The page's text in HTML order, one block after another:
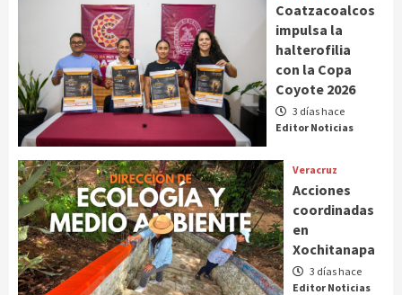
Coatzacoalcos
impulsa la
halterofilia
con la Copa
Coyote 2026
3 días hace
Editor Noticias
Veracruz
Acciones
coordinadas
en
Xochitanapa
3 días hace
Editor Noticias